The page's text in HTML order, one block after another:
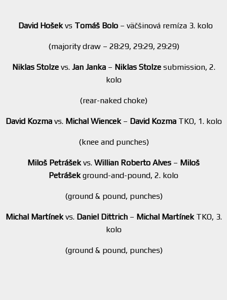
David Hošekvs Tomáš Bolo – väčšinová remíza 3. kolo
(majority draw – 28:29, 29:29, 29:29)
Niklas Stolzevs. Jan Janka– Niklas Stolze submission, 2.
kolo
(rear-naked choke)
David Kozma vs. Michal Wiencek – David KozmaTKO, 1. kolo
(knee and punches)
Miloš Petrášekvs. Willian Roberto Alves – Miloš
Petrášekground-and-pound, 2. kolo
(ground & pound, punches)
Michal Martínekvs. Daniel Dittrich – Michal MartínekTKO, 3.
kolo
(ground & pound, punches)